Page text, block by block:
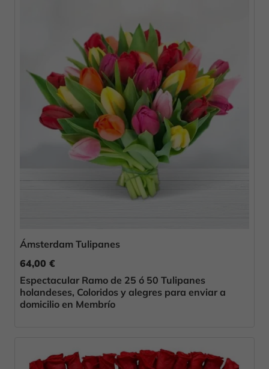
Ámsterdam Tulipanes
64,00 €
Espectacular Ramo de 25 ó 50 Tulipanes
holandeses, Coloridos y alegres para enviar a
domicilio en Membrío